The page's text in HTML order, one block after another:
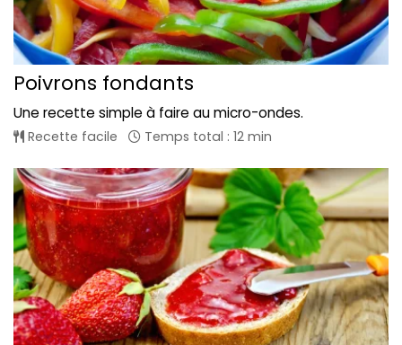
Poivrons fondants
Une recette simple à faire au micro-ondes.
Recette facile Temps total : 12 min